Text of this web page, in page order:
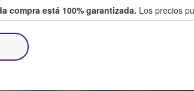
compra está 100% garantizada. Los precios